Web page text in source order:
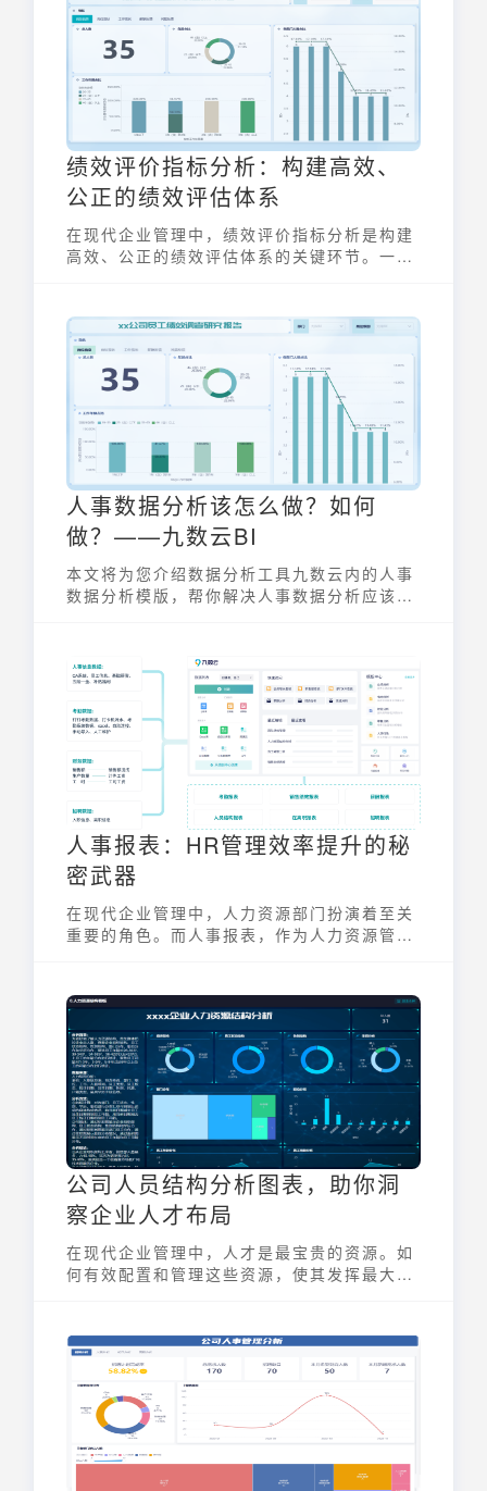
绩效评价指标分析：构建高效、
公正的绩效评估体系
在现代企业管理中，绩效评价指标分析是构建
高效、公正的绩效评估体系的关键环节。一个
略目标的实现提供有力支撑。本文将深入探讨
绩效评价指标分析的核心要素、构建方法，并
结合九数云BI的应用，阐述如何利用数据驱动
提升绩效管理水平。
人事数据分析该怎么做？如何
做？——九数云BI
本文将为您介绍数据分析工具九数云内的人事
数据分析模版，帮你解决人事数据分析应该怎
人事报表：HR管理效率提升的秘
密武器
在现代企业管理中，人力资源部门扮演着至关
重要的角色。而人事报表，作为人力资源管理
能帮助企业管理者快速了解人力资源状况，从
而做出更明智的决策，提升整体运营效率。
公司人员结构分析图表，助你洞
察企业人才布局
在现代企业管理中，人才是最宝贵的资源。如
何有效配置和管理这些资源，使其发挥最大价
察人才布局，优化人力资源配置的强大工具。
它通过可视化手段，清晰地展现公司各类员工
的构成与分布，帮助管理者发现潜在的管理问
题，从而提升运营效率，实现可持续发展。